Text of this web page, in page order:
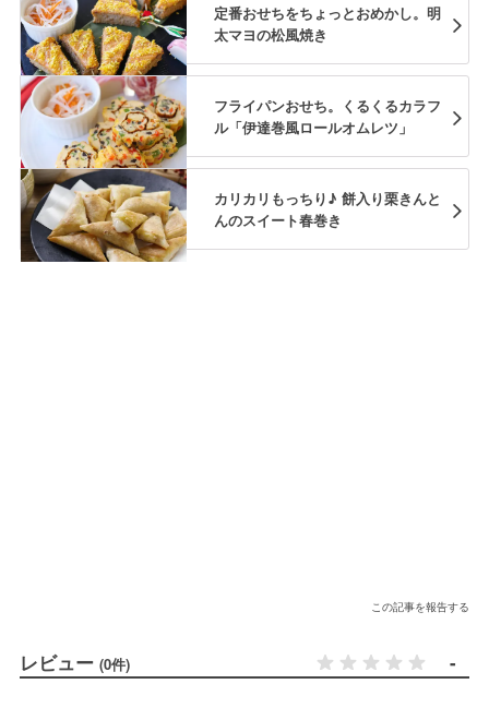
定番おせちをちょっとおめかし。明
太マヨの松風焼き
フライパンおせち。くるくるカラフ
ル「伊達巻風ロールオムレツ」
カリカリもっちり♪ 餅入り栗きんと
んのスイート春巻き
この記事を報告する
レビュー (0件) -